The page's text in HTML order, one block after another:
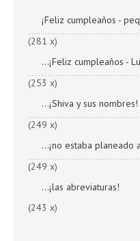
¡Feliz cumpleaños -
(281 x)
...¡Feliz cumpleaños -
(253 x)
...¡Shiva y sus nombres!
(249 x)
...¡no estaba planeado
(249 x)
...¡las abreviaturas!
(243 x)